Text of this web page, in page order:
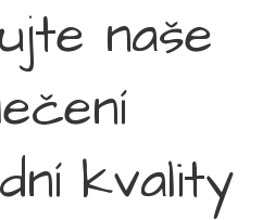
naše
kvality